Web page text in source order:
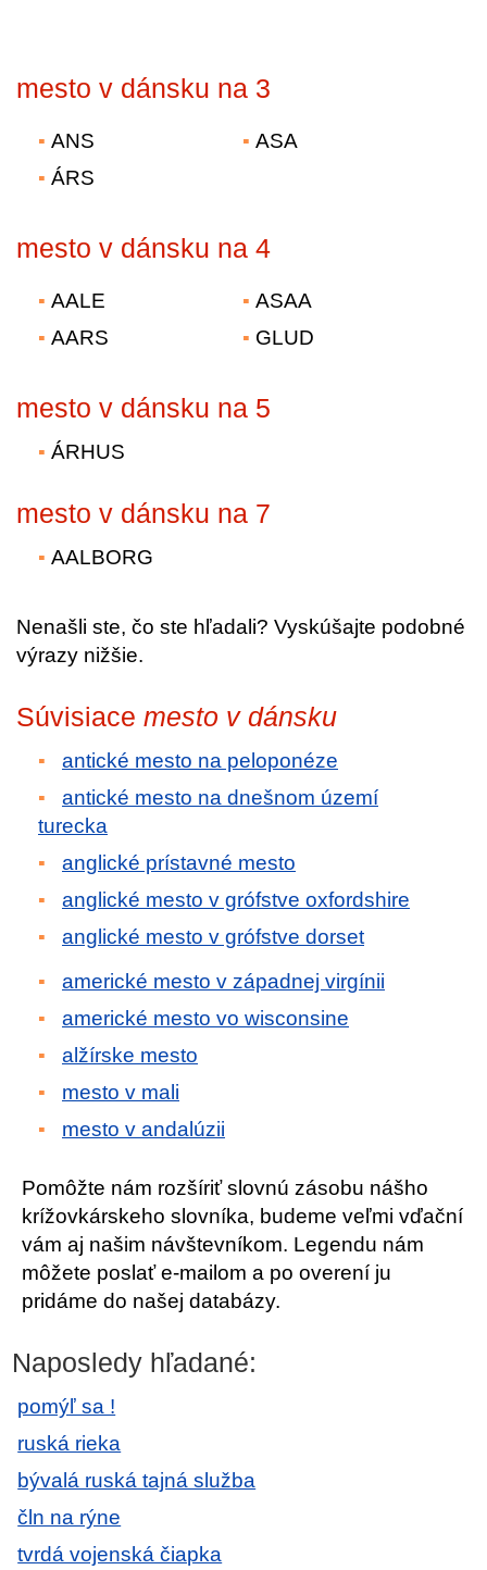
mesto v dánsku na 3
ANS
ÁRS
ASA
mesto v dánsku na 4
AALE
AARS
ASAA
GLUD
mesto v dánsku na 5
ÁRHUS
mesto v dánsku na 7
AALBORG
Nenašli ste, čo ste hľadali? Vyskúšajte podobné
výrazy nižšie.
Súvisiace mesto v dánsku
antické mesto na peloponéze
antické mesto na dnešnom území
turecka
anglické prístavné mesto
anglické mesto v grófstve oxfordshire
anglické mesto v grófstve dorset
americké mesto v západnej virgínii
americké mesto vo wisconsine
alžírske mesto
mesto v mali
mesto v andalúzii
Pomôžte nám rozšíriť slovnú zásobu nášho
krížovkárskeho slovníka, budeme veľmi vďační
vám aj našim návštevníkom. Legendu nám
môžete poslať e-mailom a po overení ju
pridáme do našej databázy.
Naposledy hľadané:
pomýľ sa !
ruská rieka
bývalá ruská tajná služba
čln na rýne
tvrdá vojenská čiapka